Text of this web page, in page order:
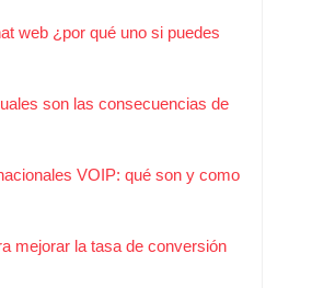
web ¿por qué uno si puedes
son las consecuencias de
VOIP: qué son y como
mejorar la tasa de conversión